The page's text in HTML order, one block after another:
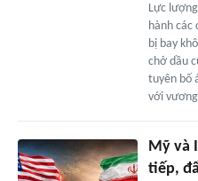
Lực
hành
bị bay
chở dầu
tuyên bố
với
Mỹ và
tiếp,